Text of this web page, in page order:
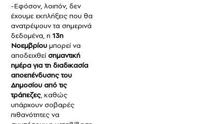
-Εφόσον, λοιπόν, δεν
έχουμε εκπλήξεις που θα
ανατρέψουν τα σημερινά
δεδομένα, η 13η
Νοεμβρίου μπορεί να
αποδειχθείσημαντική
ημέρα για τη διαδικασία
αποεπένδυσης του
Δημοσίου από τις
τράπεζες, καθώς
υπάρχουν σοβαρές
πιθανότητες να